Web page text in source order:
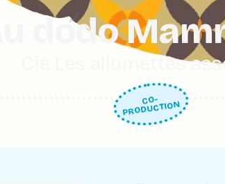
Au dodo
Cie Les allumettes
CO-
PRODUCTION